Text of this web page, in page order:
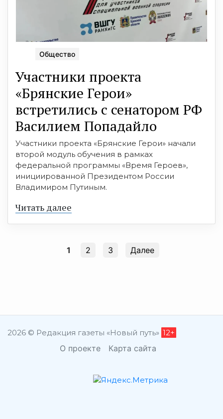
Общество
Участники проекта
«Брянские Герои»
встретились с сенатором РФ
Василием Попадайло
Участники проекта «Брянские Герои» начали
второй модуль обучения в рамках
федеральной программы «Время Героев»,
инициированной Президентом России
Владимиром Путиным.
Читать далее
1 2 3 Далее
2026 © Редакция газеты «Новый путь» 12+
О проекте Карта сайта